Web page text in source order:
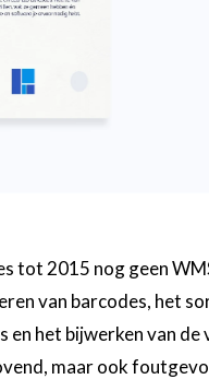
tot 2015 nog geen
van barcodes, het
en het bijwerken van
maar ook